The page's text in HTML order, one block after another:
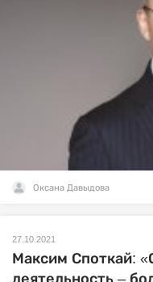
Оксана Давыдова
27.10.2021
Максим Споткай:
деятельность –